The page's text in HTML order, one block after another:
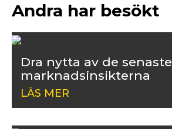
Andra har besökt
Dra nytta av de senaste
marknadsinsikterna
LÄS MER